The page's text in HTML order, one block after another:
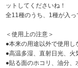
ラブライブ！虹ヶ咲学
ラブライブ！スーパース
アイドリッシュセブ
ットしてくださいね！
全11種のうち、1種が入っ
＜使用上の注意＞
●本来の用途以外で使用し
●高温多湿、直射日光、火
●貼る面のホコリ、油分、